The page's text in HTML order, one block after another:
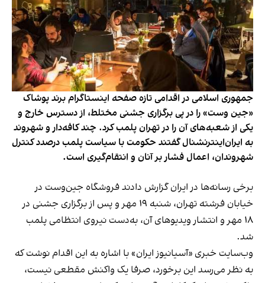
جمهوری اسلامی در اقدامی تازه صفحه اینستاگرام برند پوشاک
«جین وست» را در پی برگزاری جشنی مختلط، از دسترس خارج و
یکی از شعبه‌های آن را در تهران پلمب کرد. چند کافه‌‌دار و شهروند
به ایران‌اینترنشنال گفتند حکومت با سیاست پلمب درصدد کنترل
شهروندان، اعمال فشار بر آنان و انتقام‌گیری است.
برخی رسانه‌ها در ایران گزارش دادند فروشگاه جین‌وست در
خیابان فرشته تهران، شنبه ۱۹ مهر و پس از برگزاری جشنی در
۱۸ مهر و انتشار ویدیوهای آن، به‌دست نیروی انتظامی پلمب
شد.
وب‌سایت خبری «آسیانیوز ایران» با اشاره به این اقدام نوشت که
به نظر می‌رسد این برخورد، صرفا یک واکنش مقطعی نیست،